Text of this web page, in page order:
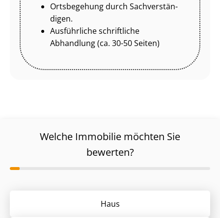
Ortsbegehung durch Sach­ver­stän­
di­gen.
Ausführliche schriftliche
Abhandlung (ca. 30-50 Seiten)
Welche Immobilie möchten Sie
bewerten?
Haus